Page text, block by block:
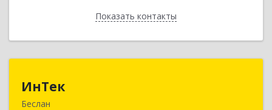
Показать контакты
Назад
ИнТек
Беслан